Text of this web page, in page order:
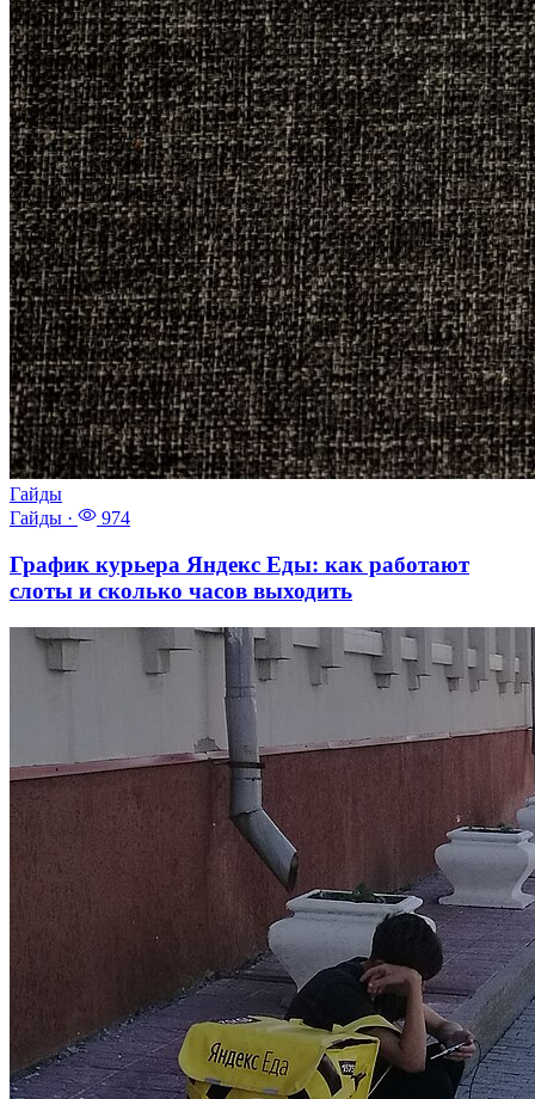
Гайды
Гайды · 974
График курьера Яндекс Еды: как работают
слоты и сколько часов выходить